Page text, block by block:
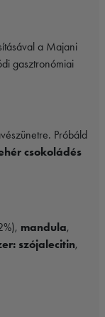
a Majani
gasztronómiai
Próbáld
csokoládés
mandula,
szójalecitin,